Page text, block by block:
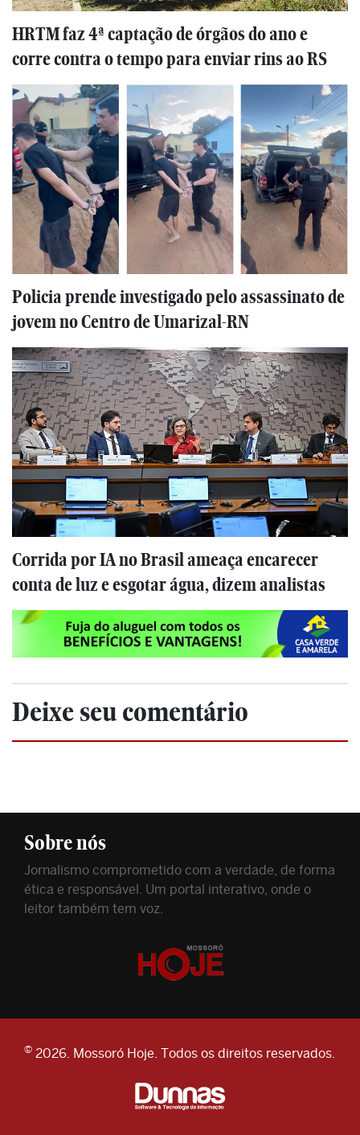
HRTM faz 4ª captação de órgãos do ano e
corre contra o tempo para enviar rins ao RS
Policia prende investigado pelo assassinato de
jovem no Centro de Umarizal-RN
Corrida por IA no Brasil ameaça encarecer
conta de luz e esgotar água, dizem analistas
Deixe seu comentário
Sobre nós
Jornalismo comprometido com a verdade, de forma
ética e responsável. Um portal interativo, onde o
leitor também tem voz.
© 2026. Mossoró Hoje. Todos os direitos reservados.